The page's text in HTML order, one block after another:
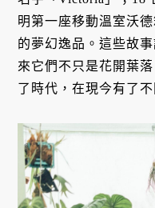
明第一座移動溫室沃
的夢幻逸品。這些故
來它們不只是花開葉
了時代，在現今有了不